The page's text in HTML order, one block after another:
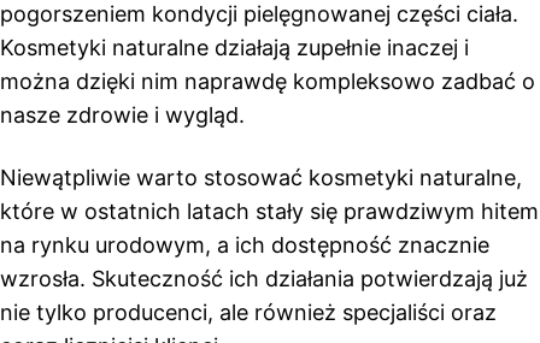
pogorszeniem kondycji pielęgnowanej części ciała.
Kosmetyki naturalne działają zupełnie inaczej i
można dzięki nim naprawdę kompleksowo zadbać o
nasze zdrowie i wygląd.
Niewątpliwie warto stosować kosmetyki naturalne,
które w ostatnich latach stały się prawdziwym hitem
na rynku urodowym, a ich dostępność znacznie
wzrosła. Skuteczność ich działania potwierdzają już
nie tylko producenci, ale również specjaliści oraz